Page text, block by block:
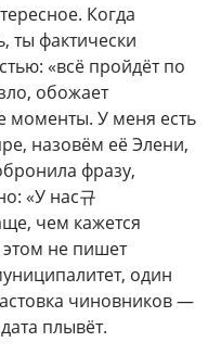
Когда
ты фактически
«всё пройдёт по
обожает
моменты. У меня есть
назовём её Элени,
фразу,
«У нас규
чем кажется
не пишет
один
чиновников —
плывёт.